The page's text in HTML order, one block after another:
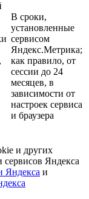
В сроки,
установленные
сервисом
Яндекс.Метрика;
как правило, от
сессии до 24
месяцев, в
зависимости от
настроек сервиса
и браузера
и других
Яндекса
Яндекса и